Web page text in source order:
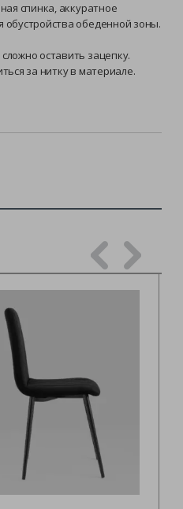
спинка, аккуратное
обустройства обеденной зоны.
оставить зацепку.
за нитку в материале.